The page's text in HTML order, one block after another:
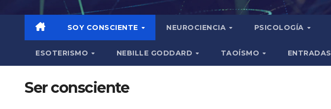
SOY CONSCIENTE NEUROCIENCIA PSICOLOGÍA
ESOTERISMO NEBILLE GODDARD TAOÍSMO ENTRADAS
Ser consciente